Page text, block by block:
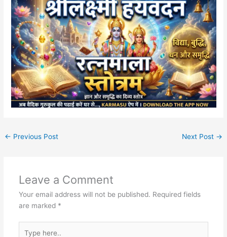
← Previous Post Next Post →
Leave a Comment
Your email address will not be published. Required fields
are marked *